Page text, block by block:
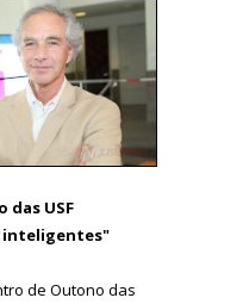
das USF
inteligentes"
de Outono das